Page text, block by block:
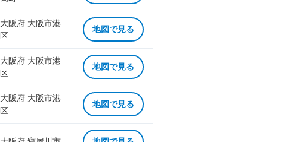
大阪府 大阪市港
区
地図で見る
大阪府 大阪市港
区
地図で見る
大阪府 大阪市港
区
地図で見る